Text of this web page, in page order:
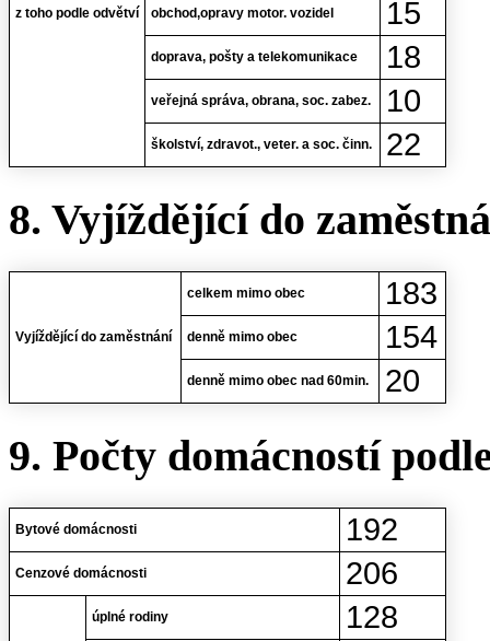
z toho podle odvětví obchod,opravy motor. vozidel 15
doprava, pošty a telekomunikace 18
veřejná správa, obrana, soc. zabez. 10
školství, zdravot., veter. a soc. činn. 22
8. Vyjíždějící do
Vyjíždějící do zaměstnání
celkem mimo obec 183
denně mimo obec 154
denně mimo obec nad 60min. 20
9. Počty domácností
Bytové domácnosti 192
Cenzové domácnosti 206
úplné rodiny 128